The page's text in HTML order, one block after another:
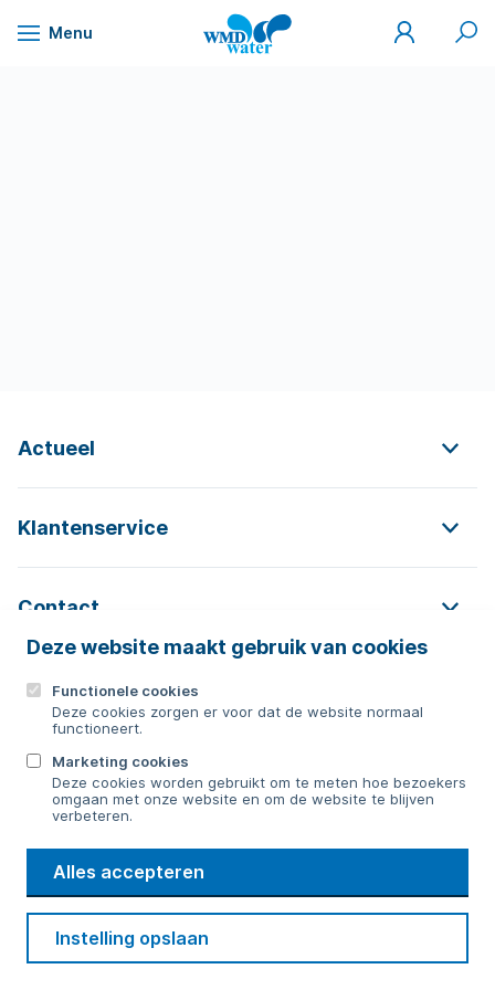
Naar
Deze website maakt gebruik van cookies
Functionele cookies
Deze cookies zorgen er voor dat de website normaal
functioneert.
Marketing cookies
Deze cookies worden gebruikt om te meten hoe bezoekers
omgaan met onze website en om de website te blijven
verbeteren.
Alles accepteren
Instelling opslaan
Menu
WMD
Drinkwater
Mijn
WMD
Zoek
Actueel
Klantenservice
Contact
Contact
Bericht sturen
WMD
Drinkwater
Cookie voorkeuren
Privacy Disclaimer